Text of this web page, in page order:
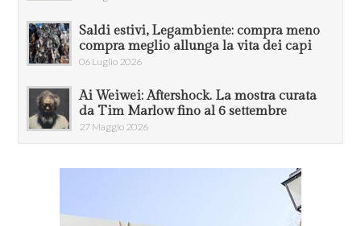
Saldi estivi, Legambiente: compra meno
compra meglio allunga la vita dei capi
06 Luglio 2026
Ai Weiwei: Aftershock. La mostra curata
da Tim Marlow fino al 6 settembre
27 Maggio 2026